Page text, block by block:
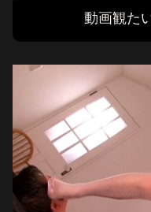
動画観た